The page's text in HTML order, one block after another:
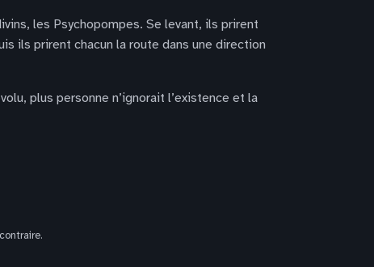
les Psychopompes. Se levant, ils prirent
ils prirent chacun la route dans une direction
plus personne n’ignorait l’existence et la